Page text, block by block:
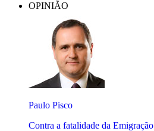
OPINIÃO
Paulo Pisco
Contra a fatalidade da Emigração